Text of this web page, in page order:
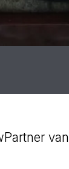
van